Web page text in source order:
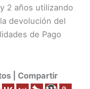
2 años utilizando
devolución del
de Pago
| Compartir